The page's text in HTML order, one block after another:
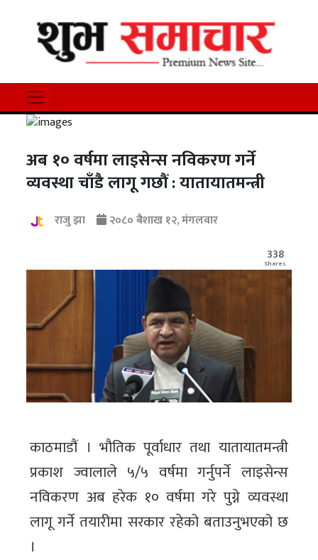
अब १० वर्षमा लाइसेन्स नविकरण गर्ने
व्यवस्था चाँडै लागू गछौं : यातायातमन्त्री
राजु झा
२०८० बैशाख १२, मंगलवार
338
Shares
काठमाडौं । भौतिक पूर्वाधार तथा यातायातमन्त्री
प्रकाश ज्वालाले ५/५ वर्षमा गर्नुपर्ने लाइसेन्स
नविकरण अब हरेक १० वर्षमा गरे पुग्ने व्यवस्था
लागू गर्ने तयारीमा सरकार रहेको बताउनुभएको छ
।